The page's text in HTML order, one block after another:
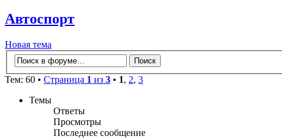
Автоспорт
Новая тема
Тем: 60 • Страница 1 из 3 • 1, 2, 3
Темы
Ответы
Просмотры
Последнее сообщение